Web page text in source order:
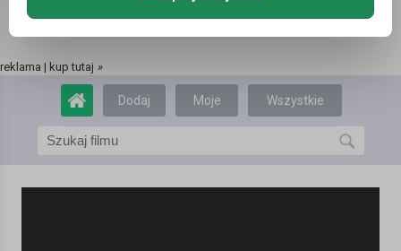
reklama | kup tutaj »
Dodaj Moje Wszystkie